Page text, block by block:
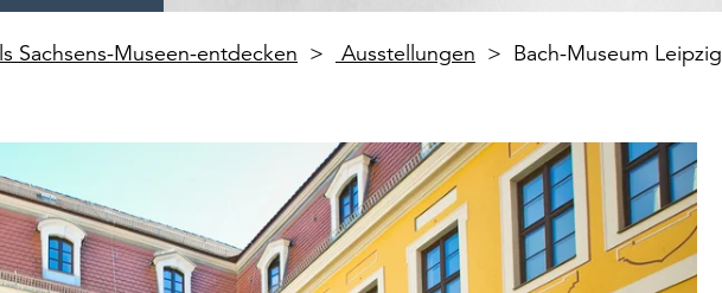
Sachsens-Museen-entdecken Ausstellungen Bach-Museum Leipzig